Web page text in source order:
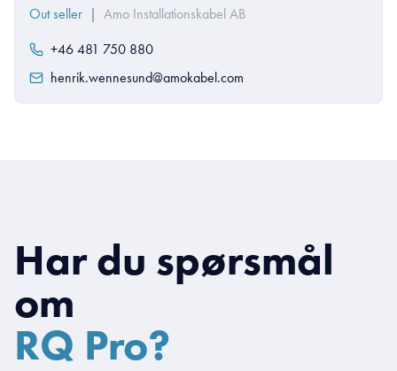
Out seller | Amo Installationskabel AB
+46 481 750 880
henrik.wennesund@amokabel.com
Har du spørsmål
om
RQ Pro?